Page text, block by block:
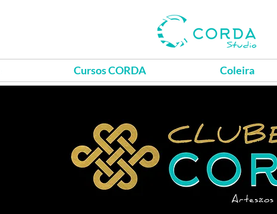
Cursos CORDA Coleira